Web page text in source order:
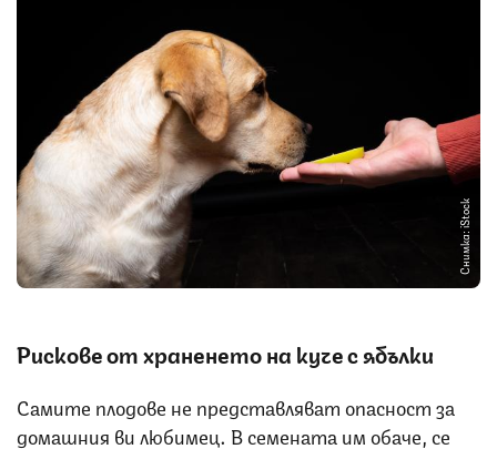
Снимка: iStock
Рискове от храненето на куче с ябълки
Самите плодове не представляват опасност за
домашния ви любимец. В семената им обаче, се